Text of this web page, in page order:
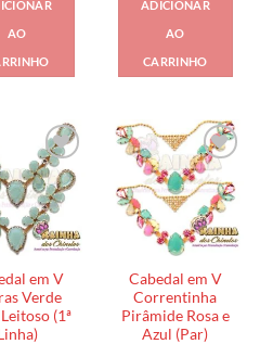
AO
ADICIONAR
AO
CARRINHO
em V
Verde
(1ª
Cabedal em V
Correntinha
Pirâmide Rosa e
Azul (Par)